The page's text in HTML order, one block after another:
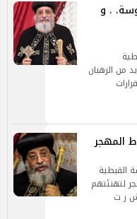
. و
من الرهبان
المهجر
القبطية
لتهنئتهم
ش ر ت